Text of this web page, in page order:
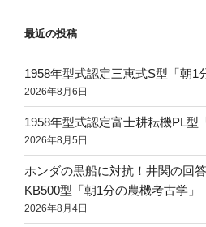
最近の投稿
1958年型式認定三恵式S型「朝1
2026年8月6日
1958年型式認定富士耕耘機PL型
2026年8月5日
ホンダの黒船に対抗！井関の回
KB500型「朝1分の農機考古学」
2026年8月4日